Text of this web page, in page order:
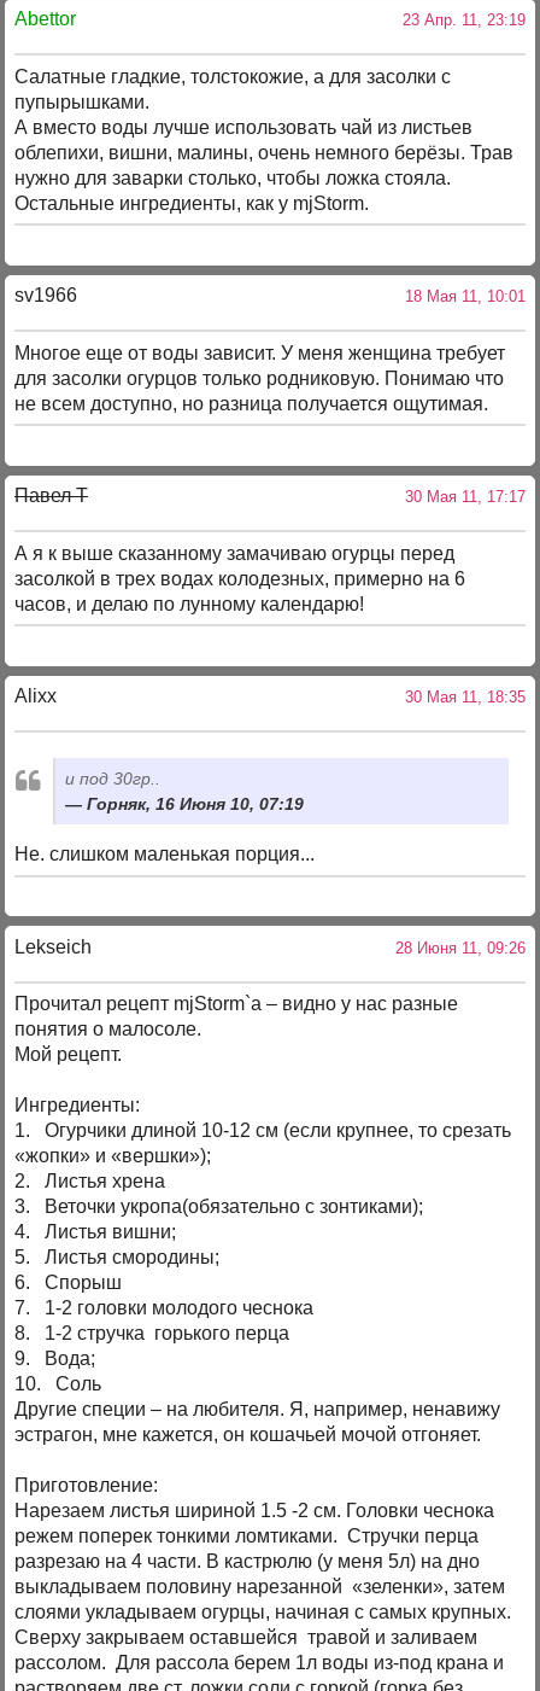
Abettor 23 Апр. 11, 23:19
Салатные гладкие, толстокожие, а для засолки с
пупырышками.
А вместо воды лучше использовать чай из листьев
облепихи, вишни, малины, очень немного берёзы. Трав
нужно для заварки столько, чтобы ложка стояла.
Остальные ингредиенты, как у mjStorm.
sv1966 18 Мая 11, 10:01
Многое еще от воды зависит. У меня женщина требует
для засолки огурцов только родниковую. Понимаю что
не всем доступно, но разница получается ощутимая.
Павел T 30 Мая 11, 17:17
А я к выше сказанному замачиваю огурцы перед
засолкой в трех водах колодезных, примерно на 6
часов, и делаю по лунному календарю!
Alixx 30 Мая 11, 18:35
и под 30гр..
Горняк, 16 Июня 10, 07:19
Не. слишком маленькая порция...
Lekseich 28 Июня 11, 09:26
Прочитал рецепт mjStorm`а – видно у нас разные
понятия о малосоле.
Мой рецепт.
Ингредиенты:
1. Огурчики длиной 10-12 см (если крупнее, то срезать
«жопки» и «вершки»);
2. Листья хрена
3. Веточки укропа(обязательно с зонтиками);
4. Листья вишни;
5. Листья смородины;
6. Спорыш
7. 1-2 головки молодого чеснока
8. 1-2 стручка горького перца
9. Вода;
10. Соль
Другие специи – на любителя. Я, например, ненавижу
эстрагон, мне кажется, он кошачьей мочой отгоняет.
Приготовление:
Нарезаем листья шириной 1.5 -2 см. Головки чеснока
режем поперек тонкими ломтиками. Стручки перца
разрезаю на 4 части. В кастрюлю (у меня 5л) на дно
выкладываем половину нарезанной «зеленки», затем
слоями укладываем огурцы, начиная с самых крупных.
Сверху закрываем оставшейся травой и заливаем
рассолом. Для рассола берем 1л воды из-под крана и